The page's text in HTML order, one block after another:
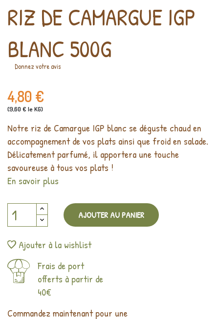
RIZ DE CAMARGUE IGP
BLANC 500G
Donnez votre avis
4,80 €
(9,60 € le KG)
Notre riz de Camargue IGP blanc se déguste chaud en
accompagnement de vos plats ainsi que froid en salade.
Délicatement parfumé, il apportera une touche
savoureuse à tous vos plats !
En savoir plus
AJOUTER AU PANIER
Ajouter à la wishlist
Frais de port
offerts à partir de
40€
Commandez maintenant pour une